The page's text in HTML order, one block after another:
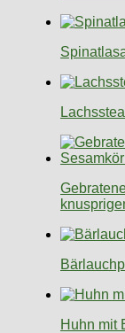
Huhn mit